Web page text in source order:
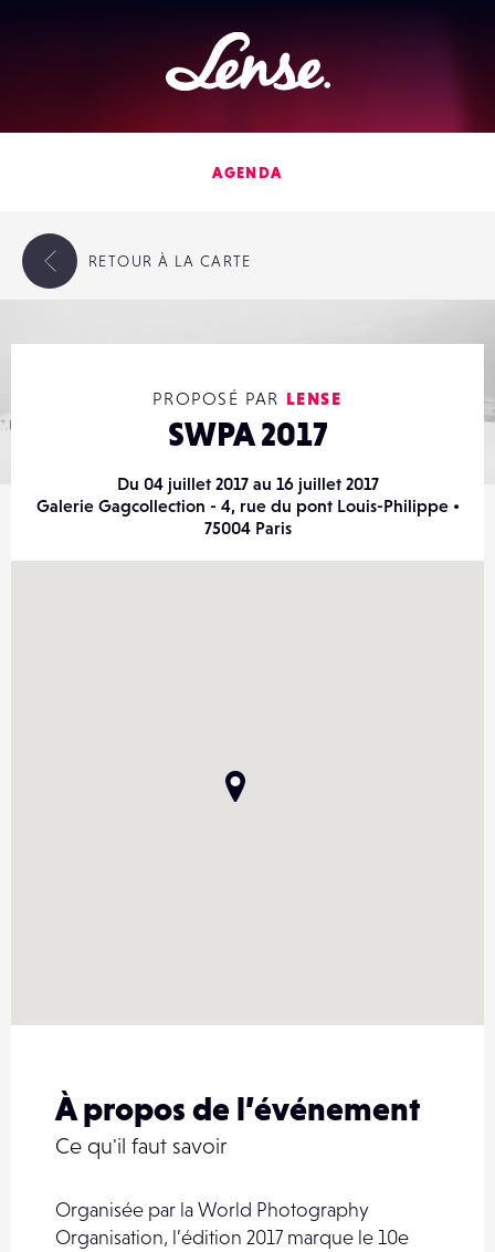
Lense
AGENDA
PROPOSÉ PAR LENSE
SWPA 2017
Du 04 juillet 2017 au 16 juillet 2017
Galerie Gagcollection - 4, rue du pont Louis-Philippe •
75004 Paris
À propos de l’événement
Ce qu'il faut savoir
Organisée par la World Photography
Organisation, l’édition 2017 marque le 10e
RETOUR À LA CARTE